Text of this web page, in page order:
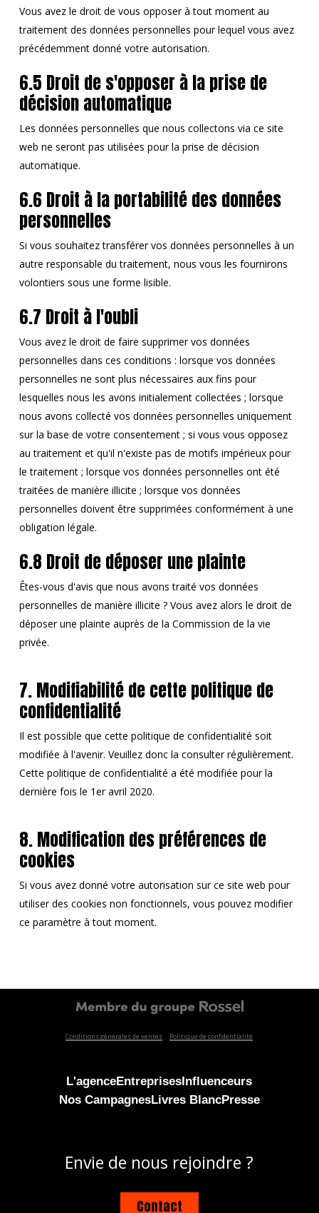
Vous avez le droit de vous opposer à tout moment au
traitement des données personnelles pour lequel vous avez
précédemment donné votre autorisation.
6.5 Droit de s'opposer à la prise de
décision automatique
Les données personnelles que nous collectons via ce site
web ne seront pas utilisées pour la prise de décision
automatique.
6.6 Droit à la portabilité des données
personnelles
Si vous souhaitez transférer vos données personnelles à un
autre responsable du traitement, nous vous les fournirons
volontiers sous une forme lisible.
6.7 Droit à l'oubli
Vous avez le droit de faire supprimer vos données
personnelles dans ces conditions : lorsque vos données
personnelles ne sont plus nécessaires aux fins pour
lesquelles nous les avons initialement collectées ; lorsque
nous avons collecté vos données personnelles uniquement
sur la base de votre consentement ; si vous vous opposez
au traitement et qu'il n'existe pas de motifs impérieux pour
le traitement ; lorsque vos données personnelles ont été
traitées de manière illicite ; lorsque vos données
personnelles doivent être supprimées conformément à une
obligation légale.
6.8 Droit de déposer une plainte
Êtes-vous d'avis que nous avons traité vos données
personnelles de manière illicite ? Vous avez alors le droit de
déposer une plainte auprès de la Commission de la vie
privée.
7. Modifiabilité de cette politique de
confidentialité
Il est possible que cette politique de confidentialité soit
modifiée à l'avenir. Veuillez donc la consulter régulièrement.
Cette politique de confidentialité a été modifiée pour la
dernière fois le 1er avril 2020.
8. Modification des préférences de
cookies
Si vous avez donné votre autorisation sur ce site web pour
utiliser des cookies non fonctionnels, vous pouvez modifier
ce paramètre à tout moment.
Conditions générales de ventes Politique de confidentialité
L'agenceEntreprises Influenceurs
Nos CampagnesLivres BlancPresse
Envie de nous rejoindre ?
Contact